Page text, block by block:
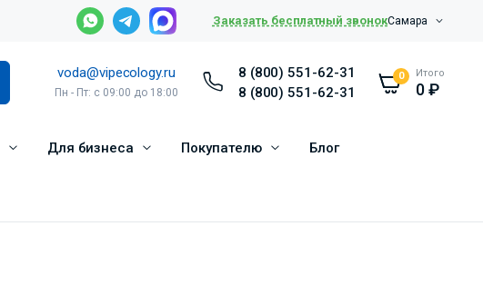
Заказать бесплатный звонокСамара
voda@vipecology.ru
Пн - Пт: с 09:00 до 18:00
8 (800) 551-62-31
8 (800) 551-62-31
0 Итого
0₽
Для бизнеса Покупателю Блог